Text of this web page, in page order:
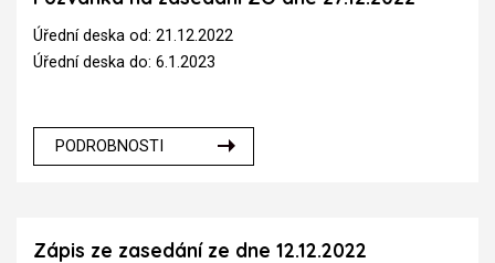
Úřední deska od: 21.12.2022
Úřední deska do: 6.1.2023
PODROBNOSTI
Zápis ze zasedání ze dne 12.12.2022